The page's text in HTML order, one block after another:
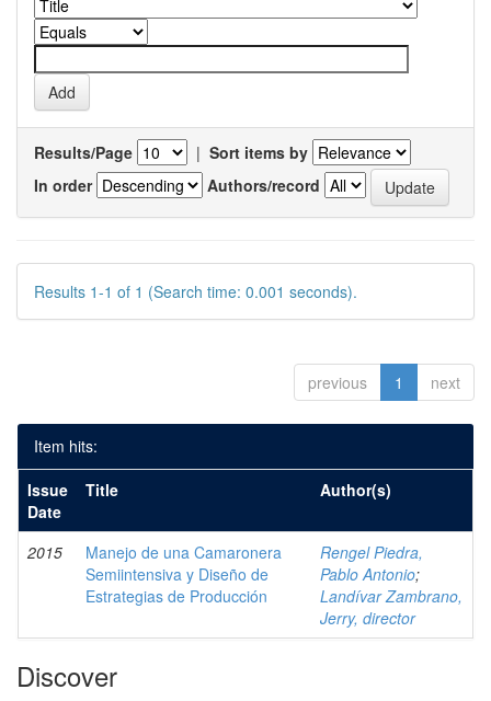
Results/Page | Sort items by
In order
Authors/record
Results 1-1 of 1 (Search time: 0.001 seconds).
previous 1 next
Item hits:
Issue
Date
Title Author(s)
2015
Manejo de una Camaronera
Semiintensiva y Diseño de
Estrategias de Producción
Rengel Piedra,
Pablo Antonio;
Landívar Zambrano,
Jerry, director
Discover